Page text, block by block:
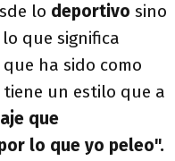
lo deportivo sino
lo que significa
ha sido como
un estilo que a
que
lo que yo peleo".